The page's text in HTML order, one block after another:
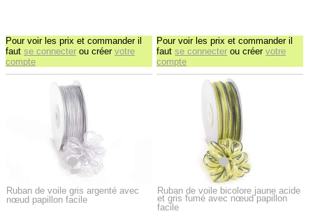
Pour voir les prix et commander il
faut se connecter ou créer votre
compte
Pour voir les prix et commander il
fautse connecter ou créervotre
compte
Ruban de voile gris argenté avec
nœud papillon facile
Ruban de voile bicolore jaune acide
et gris fumé avec nœud papillon
facile